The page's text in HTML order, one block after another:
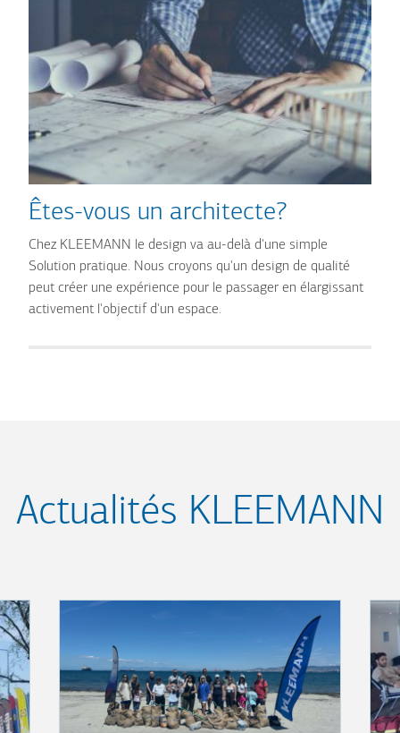
Êtes-vous un architecte?
Chez KLEEMANN le design va au-delà d'une simple
Solution pratique. Nous croyons qu'un design de qualité
peut créer une expérience pour le passager en élargissant
activement l'objectif d'un espace.
Actualités KLEEMANN